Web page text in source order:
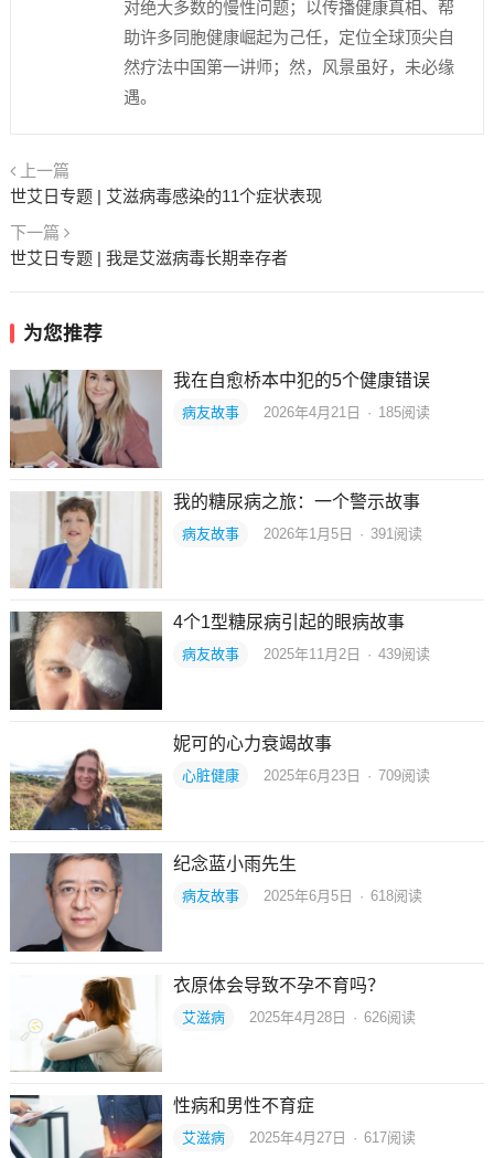
对绝大多数的慢性问题；以传播健康真相、帮
助许多同胞健康崛起为己任，定位全球顶尖自
然疗法中国第一讲师；然，风景虽好，未必缘
遇。
上一篇
世艾日专题 | 艾滋病毒感染的11个症状表现
下一篇
世艾日专题 | 我是艾滋病毒长期幸存者
为您推荐
我在自愈桥本中犯的5个健康错误
病友故事 2026年4月21日 · 185阅读
我的糖尿病之旅：一个警示故事
病友故事 2026年1月5日 · 391 阅读
4个1型糖尿病引起的眼病故事
病友故事 2025年11月2日 · 439阅读
妮可的心力衰竭故事
心脏健康 2025年6月23日 · 709阅读
纪念蓝小雨先生
病友故事 2025年6月5日 · 618阅读
衣原体会导致不孕不育吗？
艾滋病 2025年4月28日 · 626阅读
性病和男性不育症
艾滋病 2025年4月27日 · 617阅读